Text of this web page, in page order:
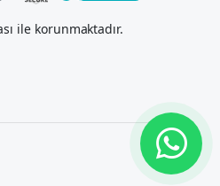
ile korunmaktadır.